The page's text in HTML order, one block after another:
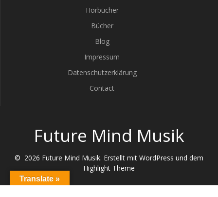
Hörbücher
Bücher
Blog
Impressum
Datenschutzerklärung
Contact
Future Mind Musik
© 2026 Future Mind Musik. Erstellt mit WordPress und dem
Highlight Theme
Translate »